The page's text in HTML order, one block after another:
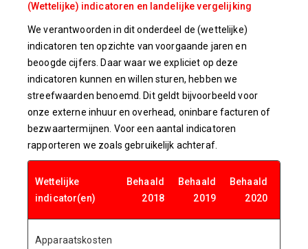
(Wettelijke) indicatoren en landelijke vergelijking
We verantwoorden in dit onderdeel de (wettelijke)
indicatoren ten opzichte van voorgaande jaren en
beoogde cijfers. Daar waar we expliciet op deze
indicatoren kunnen en willen sturen, hebben we
streefwaarden benoemd. Dit geldt bijvoorbeeld voor
onze externe inhuur en overhead, oninbare facturen of
bezwaartermijnen. Voor een aantal indicatoren
rapporteren we zoals gebruikelijk achteraf.
Wettelijke
indicator(en)
Behaald
2018
Behaald
2019
Behaald
2020
Apparaatskosten